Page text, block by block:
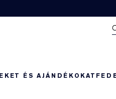
ÉS AJÁNDÉKOKAT